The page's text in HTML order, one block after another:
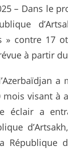
– Dans le
» contre 17
à partir
visant à
éclair a
République